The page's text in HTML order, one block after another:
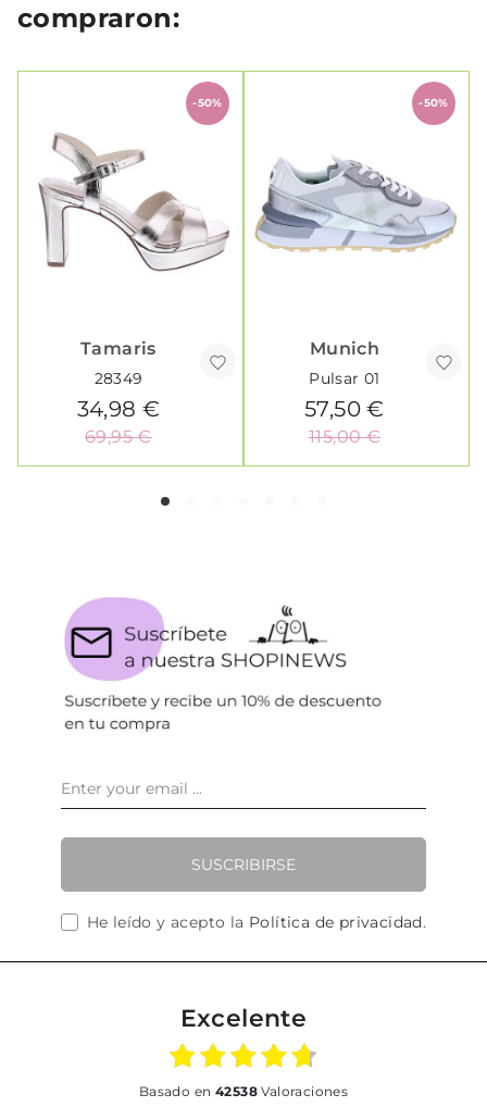
compraron:
-50%
Tamaris
28349
34,98 €
69,95 €
-50%
Munich
Pulsar 01
57,50 €
115,00 €
SUSCRIBIRSE
He leído y acepto la Política de privacidad.
Excelente
basado en 42538Valoraciones